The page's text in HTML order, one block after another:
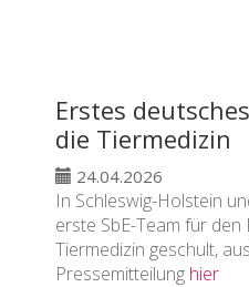
Erstes
die Tiermedizin
24.04.2026
In Schleswig-Holstein
erste SbE-Team für den
Tiermedizin geschult,
Pressemitteilung hier